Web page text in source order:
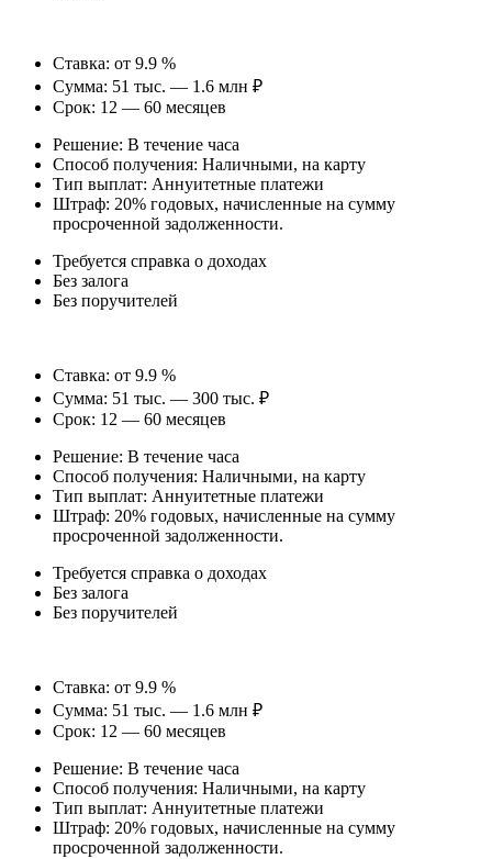
Ставка: от 9.9 %
Сумма: 51 тыс. — 1.6 млн ₽
Срок: 12 — 60 месяцев
Решение: В течение часа
Способ получения: Наличными, на карту
Тип выплат: Аннуитетные платежи
Штраф: 20% годовых, начисленные на сумму
просроченной задолженности.
Требуется справка о доходах
Без залога
Без поручителей
Ставка: от 9.9 %
Сумма: 51 тыс. — 300 тыс. ₽
Срок: 12 — 60 месяцев
Решение: В течение часа
Способ получения: Наличными, на карту
Тип выплат: Аннуитетные платежи
Штраф: 20% годовых, начисленные на сумму
просроченной задолженности.
Требуется справка о доходах
Без залога
Без поручителей
Ставка: от 9.9 %
Сумма: 51 тыс. — 1.6 млн ₽
Срок: 12 — 60 месяцев
Решение: В течение часа
Способ получения: Наличными, на карту
Тип выплат: Аннуитетные платежи
Штраф: 20% годовых, начисленные на сумму
просроченной задолженности.